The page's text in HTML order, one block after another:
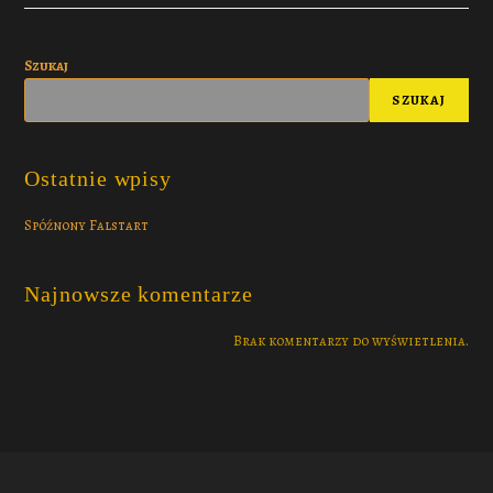
Szukaj
SZUKAJ
Ostatnie wpisy
Spóźnony Falstart
Najnowsze komentarze
Brak komentarzy do wyświetlenia.